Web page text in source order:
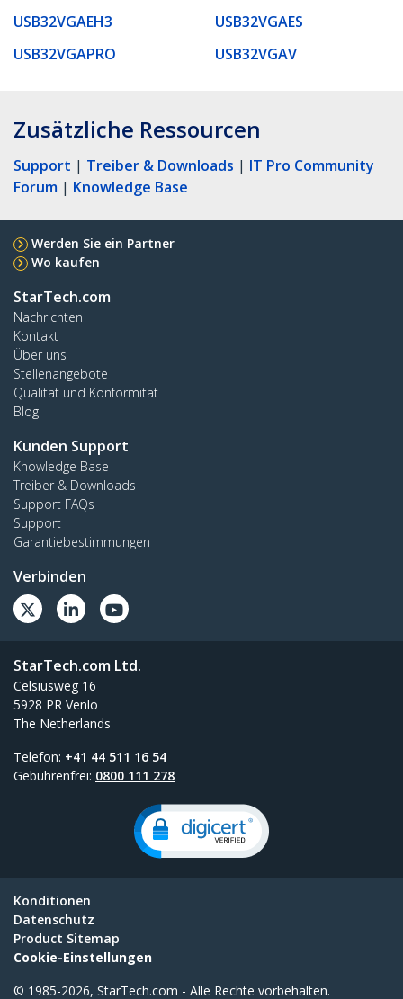
USB32VGAEH3
USB32VGAES
USB32VGAPRO
USB32VGAV
Zusätzliche Ressourcen
Support | Treiber & Downloads | IT Pro Community
Forum | Knowledge Base
Werden Sie ein Partner
Wo kaufen
StarTech.com
Nachrichten
Kontakt
Über uns
Stellenangebote
Qualität und Konformität
Blog
Kunden Support
Knowledge Base
Treiber & Downloads
Support FAQs
Support
Garantiebestimmungen
Verbinden
StarTech.com Ltd.
Celsiusweg 16
5928 PR Venlo
The Netherlands
Telefon: +41 44 511 16 54
Gebührenfrei: 0800 111 278
Konditionen
Datenschutz
Product Sitemap
Cookie-Einstellungen
© 1985-2026, StarTech.com - Alle Rechte vorbehalten.